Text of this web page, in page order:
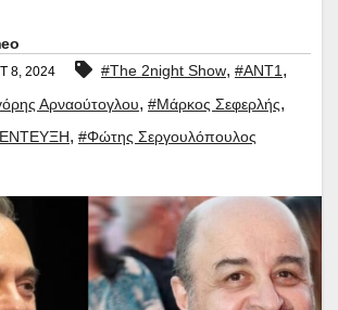
8, 2024 #The 2night Show, #ΑΝΤ1,
Αρναούτογλου, #Μάρκος Σεφερλής,
, #Φώτης Σεργουλόπουλος